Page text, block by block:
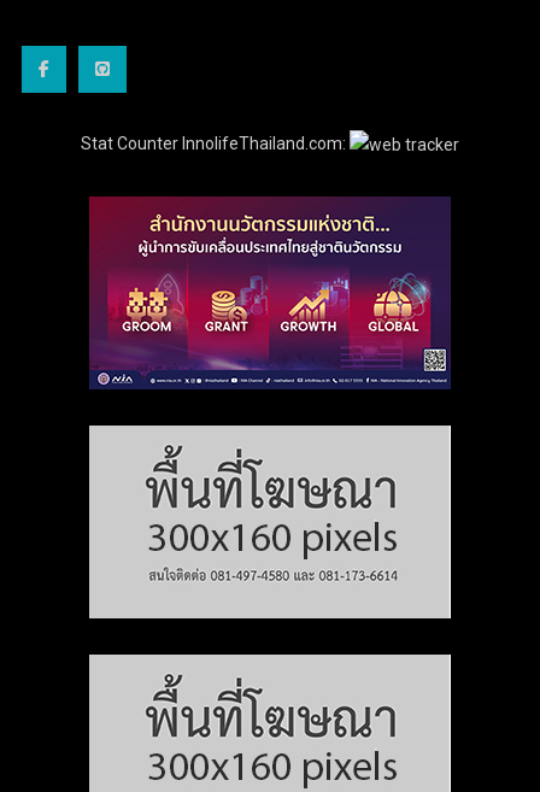
Stat Counter InnolifeThailand.com: